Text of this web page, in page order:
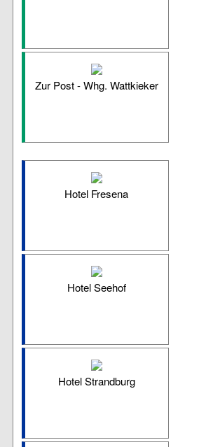
Zur Post - Whg. Wattkieker
Hotel Fresena
Hotel Seehof
Hotel Strandburg